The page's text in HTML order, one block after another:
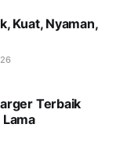
Kuat, Nyaman,
Terbaik